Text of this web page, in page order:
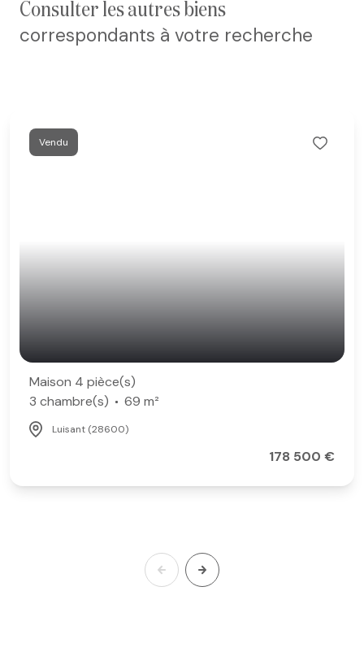
consulter les autres biens
correspondants à votre recherche
Vendu
Maison 4 pièce(s)
3 chambre(s)
69 m²
Luisant (28600)
178 500 €